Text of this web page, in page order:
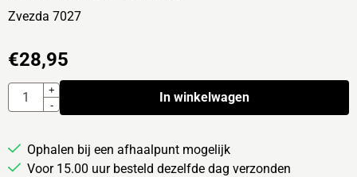
Zvezda 7027
€28,95
Aantal
+
-
In winkelwagen
Ophalen bij een afhaalpunt mogelijk
Voor 15.00 uur besteld dezelfde dag verzonden